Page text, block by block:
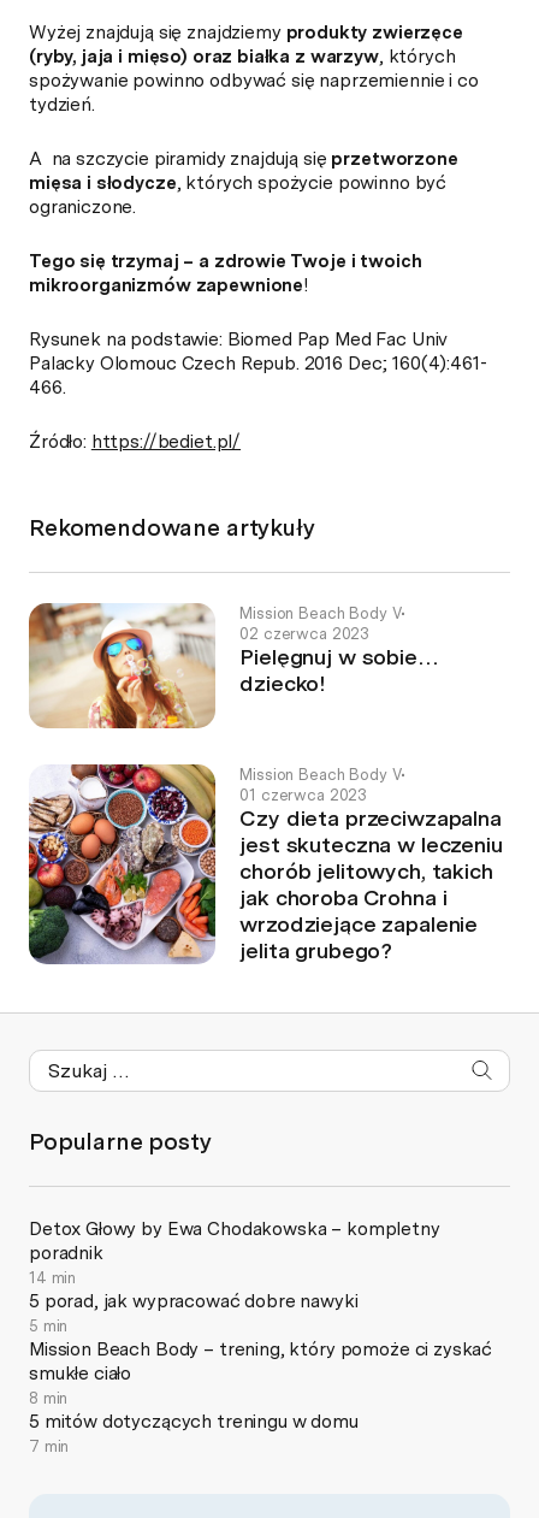
Wyżej znajdują się znajdziemy produkty zwierzęce
(ryby, jaja i mięso) oraz białka z warzyw, których
spożywanie powinno odbywać się naprzemiennie i co
tydzień.
A na szczycie piramidy znajdują się przetworzone
mięsa i słodycze, których spożycie powinno być
ograniczone.
Tego się trzymaj – a zdrowie Twoje i twoich
mikroorganizmów zapewnione!
Rysunek na podstawie: Biomed Pap Med Fac Univ
Palacky Olomouc Czech Repub. 2016 Dec; 160(4):461-
466.
Źródło: https://bediet.pl/
Rekomendowane artykuły
Mission Beach Body V•
02 czerwca 2023
Pielęgnuj w sobie…
dziecko!
Mission Beach Body V•
01 czerwca 2023
Czy dieta przeciwzapalna
jest skuteczna w leczeniu
chorób jelitowych, takich
jak choroba Crohna i
wrzodziejące zapalenie
jelita grubego?
Popularne posty
Detox Głowy by Ewa Chodakowska – kompletny
poradnik
14 min
5 porad, jak wypracować dobre nawyki
5 min
Mission Beach Body – trening, który pomoże ci zyskać
smukłe ciało
8 min
5 mitów dotyczących treningu w domu
7 min